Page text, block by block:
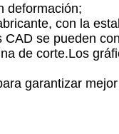
deformación;
con la
se pueden
de corte.Los
garantizar